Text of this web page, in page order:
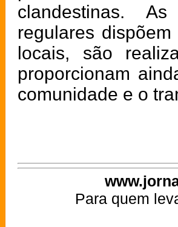
clandestinas.
regulares
locais, são
proporcionam
comunidade e o
Para quem